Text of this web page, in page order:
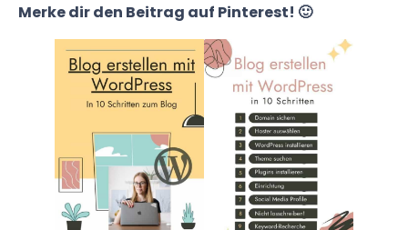
Merke dir den Beitrag auf Pinterest! 🙂